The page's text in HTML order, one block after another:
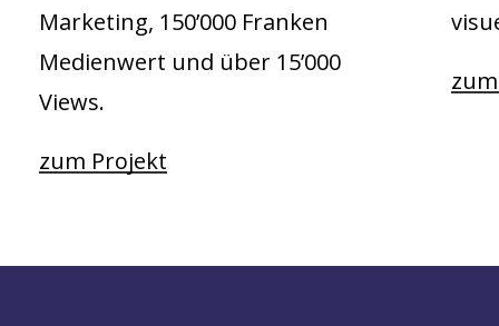
Marketing, 150’000 Franken
Medienwert und über 15’000
Views.
zum Projekt